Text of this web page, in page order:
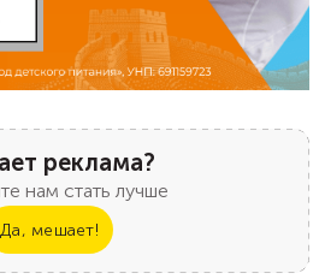
реклама?
нам стать лучше
Да, мешает!